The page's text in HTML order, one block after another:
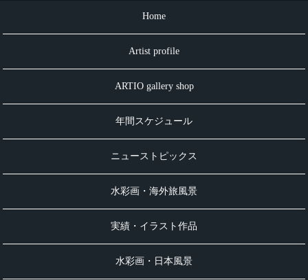
Home
Artist profile
ARTIO gallery shop
年間スケジュール
ニューストピックス
水彩画・海外旅風景
実績・イラスト作品
水彩画・日本風景